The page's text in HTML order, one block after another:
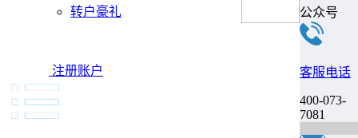
转户豪礼
注册账户
公众号
客服电话
400-073-
7081